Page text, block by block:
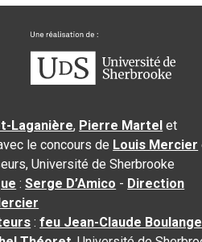
Laganière, Pierre Martel et
le concours de Louis Mercier
Université de Sherbrooke
:Serge D’Amico - Direction
:feu Jean-Claude